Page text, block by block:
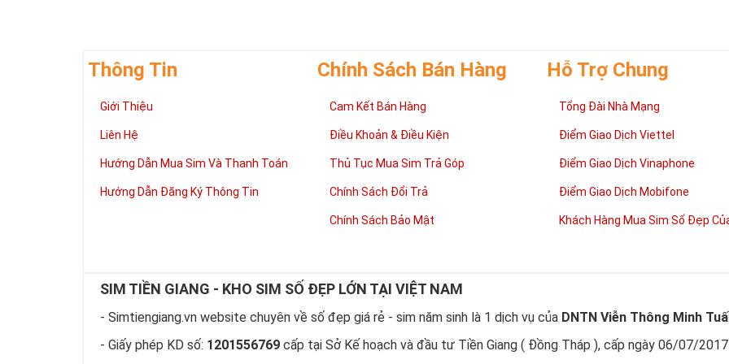
Tại sao nên sở hữu sim ngũ quý 5?
Sim ngũ quý 5 được nhiều người quan tâm vì con số 5 được coi là số của Phúc,
Vì vậysim số đẹpđuôi 55555thể hiện được ước vọng về sự hoà hợp, bình an,
Thông Tin
Giới Thiệu
Liên Hệ
Hướng Dẫn Mua Sim Và Thanh Toán
Hướng Dẫn Đăng Ký Thông Tin
Chính Sách Bán Hàng
Cam Kết Bán Hàng
Điều Khoản & Điều Kiện
Thủ Tục Mua Sim Trả Góp
Chính Sách Đổi Trả
Chính Sách Bảo Mật
Hỗ Trợ Chung
Tổng Đài Nhà Mạng
Điểm Giao Dịch Viettel
Điểm Giao Dịch Vinaphone
Điểm Giao Dịch Mobifone
Khách Hàng Mua Sim Số Đẹp
SIM TIỀN GIANG - KHO SIM SỐ ĐẸP LỚN TẠI VIỆT NAM
- Simtiengiang.vn website chuyên về số đẹp giá rẻ - sim năm sinh là 1 dịch vụ của DNTN Viễn Thông Minh
- Giấy phép KD số: 1201556769 cấp tại Sở Kế hoạch và đầu tư Tiền Giang ( Đồng Tháp ), cấp ngày 06/07/2017